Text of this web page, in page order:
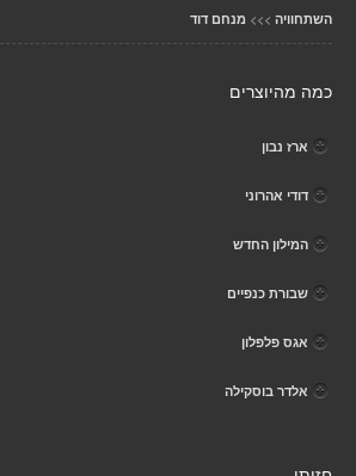
השתחוויה >>> מנחם דוד
כמה מהיוצרים
ארז נבון
דודי אהרוני
המילון החדש
שבורת כנפיים
אגס פלפלון
אלדר בוסקילה